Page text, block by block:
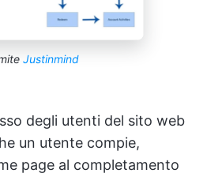
Justinmind
degli utenti del sito web
un utente compie,
page al completamento